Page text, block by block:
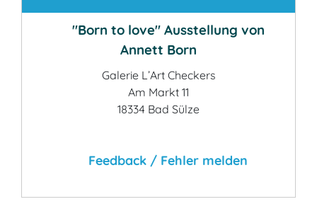
"Born to love" Ausstellung von
Annett Born
Galerie L’Art Checkers
Am Markt 11
18334 Bad Sülze
Feedback / Fehler melden